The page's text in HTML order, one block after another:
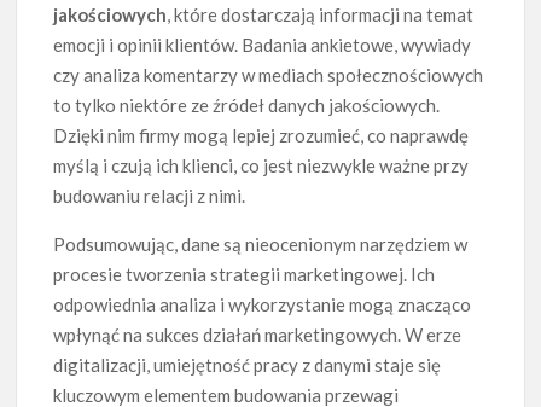
jakościowych, które dostarczają informacji na temat
emocji i opinii klientów. Badania ankietowe, wywiady
czy analiza komentarzy w mediach społecznościowych
to tylko niektóre ze źródeł danych jakościowych.
Dzięki nim firmy mogą lepiej zrozumieć, co naprawdę
myślą i czują ich klienci, co jest niezwykle ważne przy
budowaniu relacji z nimi.
Podsumowując, dane są nieocenionym narzędziem w
procesie tworzenia strategii marketingowej. Ich
odpowiednia analiza i wykorzystanie mogą znacząco
wpłynąć na sukces działań marketingowych. W erze
digitalizacji, umiejętność pracy z danymi staje się
kluczowym elementem budowania przewagi